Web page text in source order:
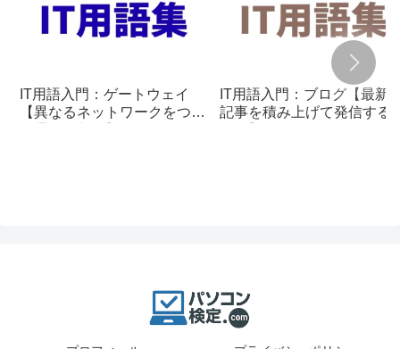
IT用語入門：ゲートウェイ
【異なるネットワークをつな
IT用語入門：ブログ【最新
記事を積み上げて発信する